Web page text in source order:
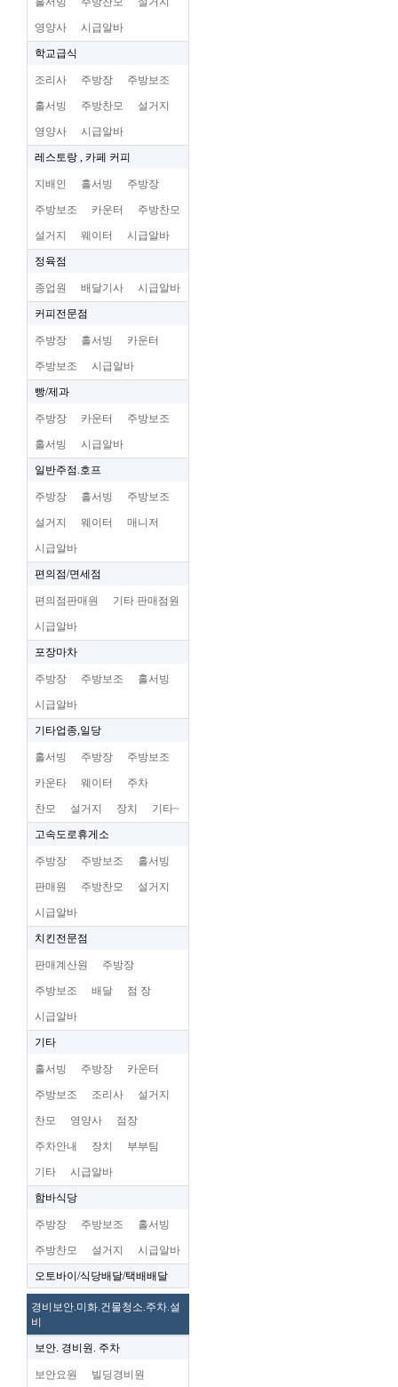
영양사 시급알바
학교급식
조리사 주방장 주방보조
홀서빙 주방찬모 설거지
영양사 시급알바
레스토랑 , 카페 커피
지배인 홀서빙 주방장
주방보조 카운터 주방찬모
설거지 웨이터 시급알바
정육점
종업원 배달기사 시급알바
커피전문점
주방장 홀서빙 카운터
주방보조 시급알바
빵/제과
주방장 카운터 주방보조
홀서빙 시급알바
일반주점.호프
주방장 홀서빙 주방보조
설거지 웨이터 매니저
시급알바
편의점/면세점
편의점판매원 기타 판매점원
시급알바
포장마차
주방장 주방보조 홀서빙
시급알바
기타업종,일당
홀서빙 주방장 주방보조
카운타 웨이터 주차
찬모 설거지 장치 기타~
고속도로휴게소
주방장 주방보조 홀서빙
판매원 주방찬모 설거지
시급알바
치킨전문점
판매계산원 주방장
주방보조 배달 점 장
시급알바
기타
홀서빙 주방장 카운터
주방보조 조리사 설거지
찬모 영양사 점장
주차안내 장치 부부팀
기타 시급알바
함바식당
주방장 주방보조 홀서빙
주방찬모 설거지 시급알바
오토바이/식당배달/택배배달
경비보안.미화.건물청소.주차.설
비
보안. 경비원. 주차
보안요원 빌딩경비원